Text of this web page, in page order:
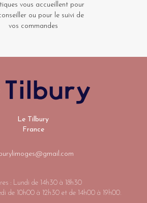
vous accueillent pour
ou pour le suivi de
vos commandes
Le Tilbury
France
: Lundi de 14h30 à 18h30
de 10h00 à 12h30 et de 14h00 à 19h00.